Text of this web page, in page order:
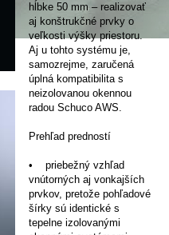
hĺbke 50 mm – realizovať
aj konštrukčné prvky o
veľkosti výšky priestoru.
Aj u tohto systému je,
samozrejme, zaručená
úplná kompatibilita s
neizolovanou okennou
radou Schuco AWS.
Prehľad predností
• priebežný vzhľad
vnútorných aj vonkajších
prvkov, pretože pohľadové
šírky sú identické s
tepelne izolovanými